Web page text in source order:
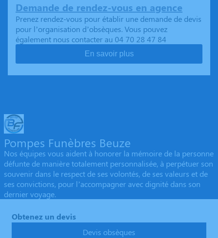
Demande de rendez-vous en agence
Prenez rendez-vous pour établir une demande de devis
pour l’organisation d’obsèques. Vous pouvez
également nous contacter au 04 70 28 47 84
En savoir plus
Pompes Funèbres Beuze
Nos équipes vous aident à honorer la mémoire de la personne
défunte de manière totalement personnalisée, à perpétuer son
souvenir dans le respect de ses volontés, de ses valeurs et de
ses convictions, pour l’accompagner avec dignité dans son
dernier voyage.
Obtenez un devis
Devis obsèques